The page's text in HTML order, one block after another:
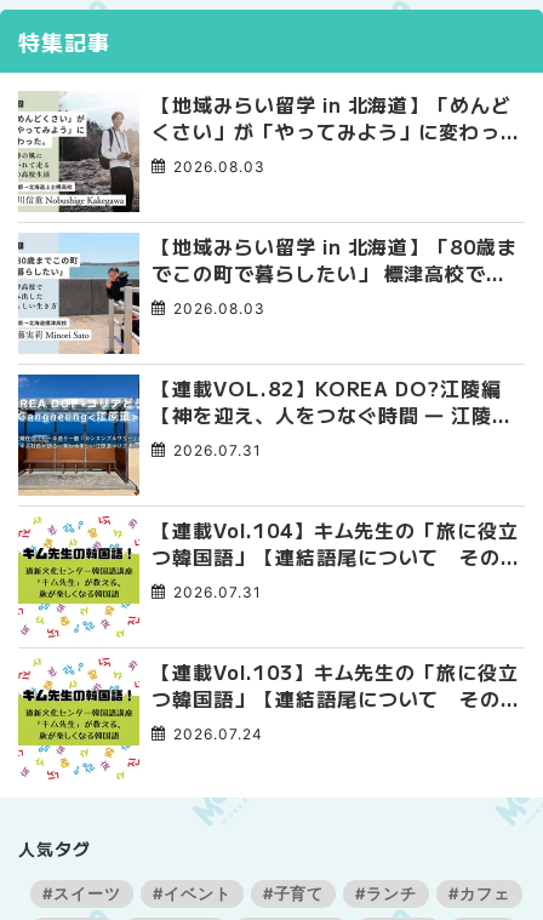
特集記事
【地域みらい留学 in 北海道】「めんど
くさい」が「やってみよう」に変わっ
た。 十勝の風に吹かれて走る、僕の泥
2026.08.03
【地域みらい留学 in 北海道】「80歳ま
でこの町で暮らしたい」 標津高校で踏
み出した、私らしい生き方
2026.08.03
【連載VOL.82】KOREA DO?江陵編
【神を迎え、人をつなぐ時間 ― 江陵端
午祭 】
2026.07.31
【連載Vol.104】キム先生の「旅に役立
つ韓国語」【連結語尾について その
4】2026.07.31
【連載Vol.103】キム先生の「旅に役立
つ韓国語」【連結語尾について その
3】2026.07.24
人気タグ
#スイーツ #イベント #子育て #ランチ
#カフェ